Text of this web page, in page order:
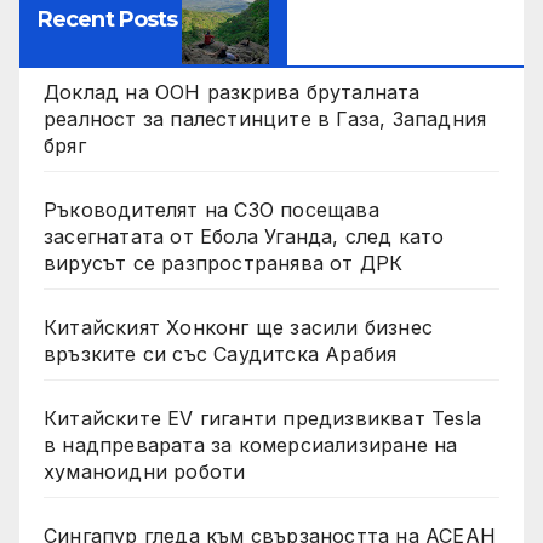
Recent Posts
Доклад на ООН разкрива бруталната
реалност за палестинците в Газа, Западния
бряг
Ръководителят на СЗО посещава
засегнатата от Ебола Уганда, след като
вирусът се разпространява от ДРК
Китайският Хонконг ще засили бизнес
връзките си със Саудитска Арабия
Китайските EV гиганти предизвикват Tesla
в надпреварата за комерсиализиране на
хуманоидни роботи
Сингапур гледа към свързаността на АСЕАН